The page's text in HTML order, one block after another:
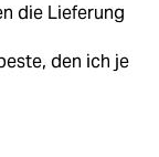
die Lieferung
den ich je